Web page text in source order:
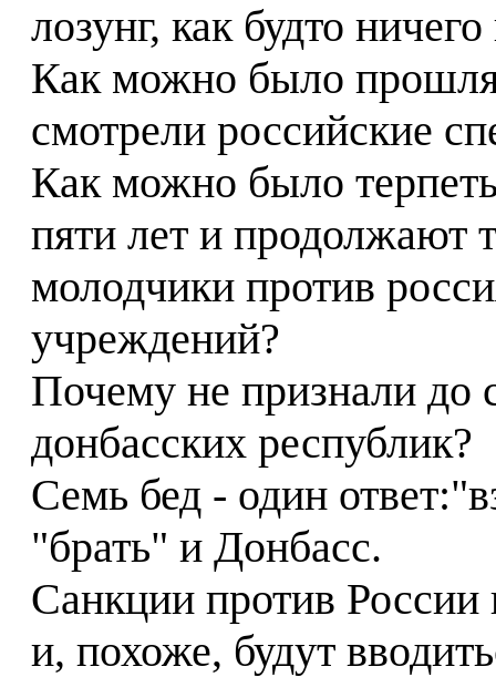
лозунг, как будто
Как можно было
смотрели российские
Как можно было
пяти лет и продолжают
молодчики против
учреждений?
Почему не признали до
донбасских республик?
Семь бед - один
"брать" и Донбасс.
Санкции против
и, похоже, будут